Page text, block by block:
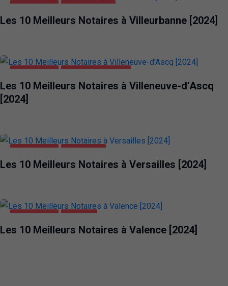
Les 10 Meilleurs Notaires à Villeurbanne [2024]
Les 10 Meilleurs Notaires à Villeneuve-d’Ascq
[2024]
Les 10 Meilleurs Notaires à Versailles [2024]
Les 10 Meilleurs Notaires à Valence [2024]